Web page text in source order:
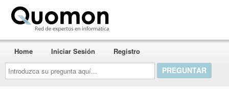
Introduzca
su
pregunta
aquí...
Home Iniciar Sesión Registro